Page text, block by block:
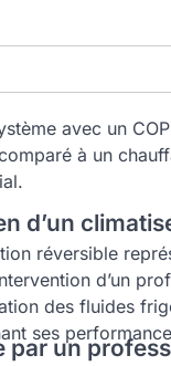
avec un
à un
d’un
réversible
d’un
des fluides
ses
par un